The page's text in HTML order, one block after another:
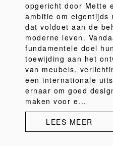
opgericht door Mette
ambitie om eigentijds
dat voldoet aan de
moderne leven.
fundamentele doel
toewijding aan het
van meubels,
een internationale
ernaar om goed
maken voor e...
LEES MEER